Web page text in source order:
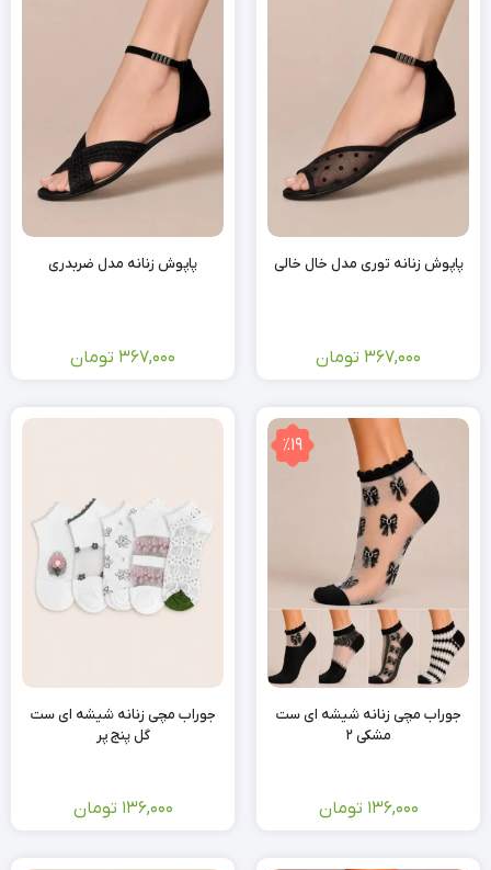
پاپوش زنانه توری مدل خال خالی
367,000 تومان
پاپوش زنانه مدل ضربدری
367,000 تومان
٪19
جوراب مچی زنانه شیشه ای ست
مشکی 2
136,000 تومان
جوراب مچی زنانه شیشه ای ست
گل پنج پر
136,000 تومان